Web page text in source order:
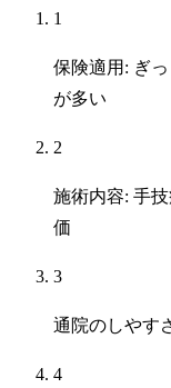
1
保険適用: ぎ
が多い
2
施術内容: 手
価
3
通院のしやす
4